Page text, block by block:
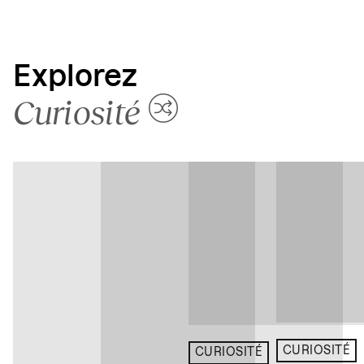
Explorez
Curiosité
CURIOSITÉ CURIOSITÉ